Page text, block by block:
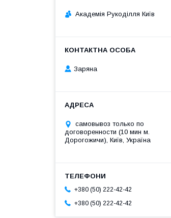
Академія Рукоділля Київ
Заряна
самовывоз только по
договоренности (10 мин м.
Дорогожичи), Київ, Україна
+380 (50) 222-42-42
+380 (50) 222-42-42